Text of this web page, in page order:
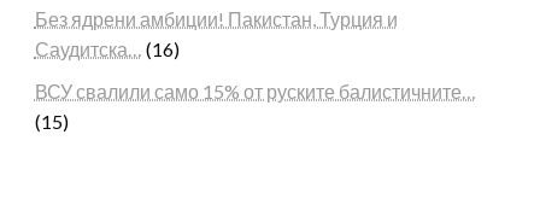
Без ядрени амбиции! Пакистан, Турция и
Саудитска… (16)
ВСУ свалили само 15% от руските балистичните…
(15)